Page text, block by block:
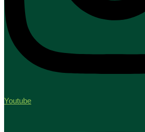
Youtube